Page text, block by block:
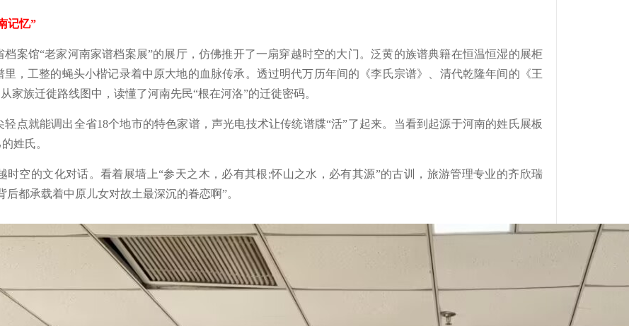
记忆”
馆“老家河南家谱档案展”的展厅，仿佛推开了一扇穿越时空的大门。泛黄的族谱典籍在恒温恒湿的展柜
，工整的蝇头小楷记录着中原大地的血脉传承。透过明代万历年间的《李氏宗谱》、清代乾隆年间的《王
家族迁徙路线图中，读懂了河南先民“根在河洛”的迁徙密码。
就能调出全省18个地市的特色家谱，声光电技术让传统谱牒“活”了起来。当看到起源于河南的姓氏展板
姓氏。
的文化对话。看着展墙上“参天之木，必有其根;怀山之水，必有其源”的古训，旅游管理专业的齐欣瑞
都承载着中原儿女对故土最深沉的眷恋啊”。